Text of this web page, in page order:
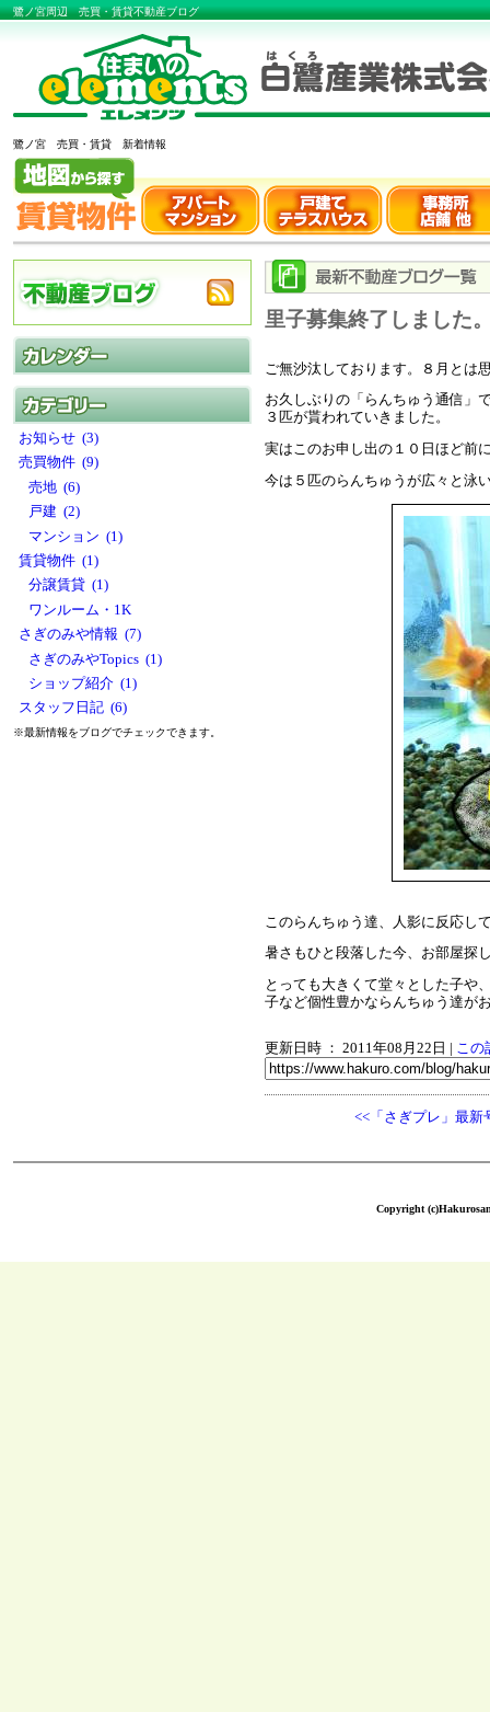
鷺ノ宮周辺 売買・賃貸不動産ブログ
鷺ノ宮 売買・賃貸 新着情報
里子募集終了しました
ご無沙汰しております。８月とは
お久しぶりの「らんちゅう通信」
３匹が貰われていきました。
実はこのお申し出の１０日ほど前
今は５匹のらんちゅうが広々と泳
このらんちゅう達、人影に反応し
暑さもひと段落した今、お部屋探
とっても大きくて堂々とした子や
子など個性豊かならんちゅう達が
更新日時 ： 2011年08月22日 | この
<<「さぎプレ」最新
お知らせ (3)
売買物件 (9)
売地 (6)
戸建 (2)
マンション (1)
賃貸物件 (1)
分譲賃貸 (1)
ワンルーム・1K
さぎのみや情報 (7)
さぎのみやTopics (1)
ショップ紹介 (1)
スタッフ日記 (6)
※最新情報をブログでチェックできます。
Copyright